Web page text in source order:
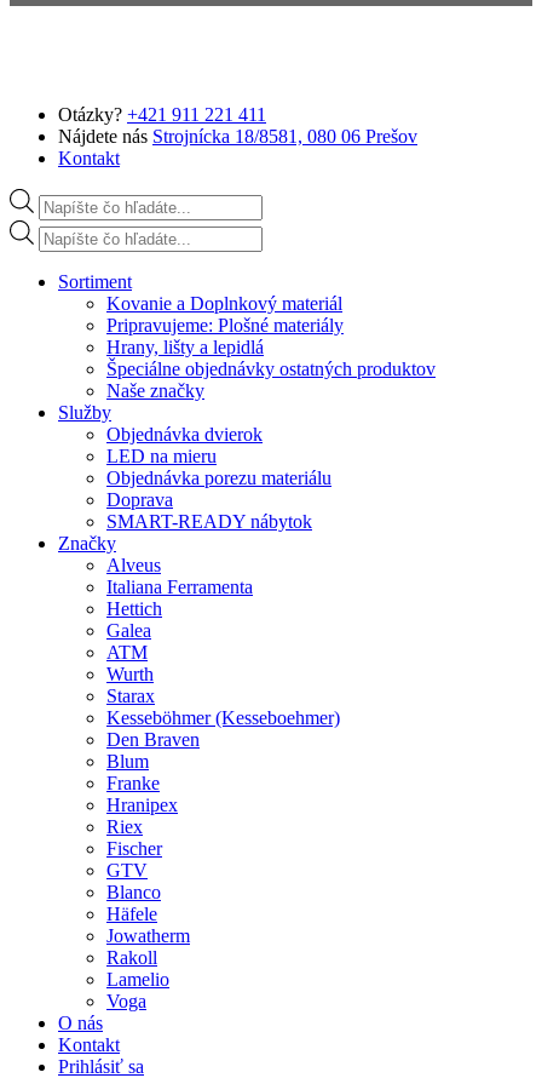
Otázky? +421 911 221 411
Nájdete nás Strojnícka 18/8581, 080 06 Prešov
Kontakt
Products search
Products search
Sortiment
Kovanie a Doplnkový materiál
Pripravujeme: Plošné materiály
Hrany, lišty a lepidlá
Špeciálne objednávky ostatných produktov
Naše značky
Služby
Objednávka dvierok
LED na mieru
Objednávka porezu materiálu
Doprava
SMART-READY nábytok
Značky
Alveus
Italiana Ferramenta
Hettich
Galea
ATM
Wurth
Starax
Kesseböhmer (Kesseboehmer)
Den Braven
Blum
Franke
Hranipex
Riex
Fischer
GTV
Blanco
Häfele
Jowatherm
Rakoll
Lamelio
Voga
O nás
Kontakt
Prihlásiť sa